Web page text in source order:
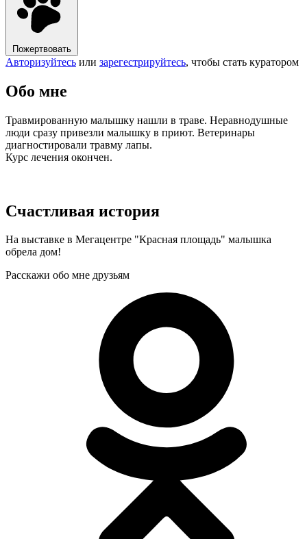
Пожертвовать
Авторизуйтесь или зарегестрируйтесь, чтобы стать куратором
Обо мне
Травмированную малышку нашли в траве. Неравнодушные
люди сразу привезли малышку в приют. Ветеринары
диагностировали травму лапы.
Курс лечения окончен.
Счастливая история
На выставке в Мегацентре "Красная площадь" малышка
обрела дом!
Расскажи обо мне друзьям